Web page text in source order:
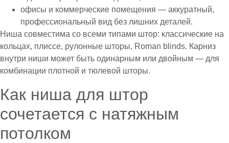
офисы и коммерческие помещения — аккуратный,
профессиональный вид без лишних деталей.
Ниша совместима со всеми типами штор: классические на
кольцах, плиссе, рулонные шторы, Roman blinds. Карниз
внутри ниши может быть одинарным или двойным — для
комбинации плотной и тюлевой шторы.
Как ниша для штор
сочетается с натяжным
потолком